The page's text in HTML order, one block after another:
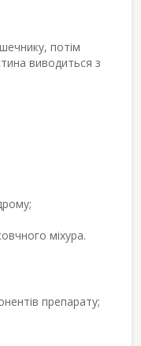
потім
виводиться з
міхура.
препарату;